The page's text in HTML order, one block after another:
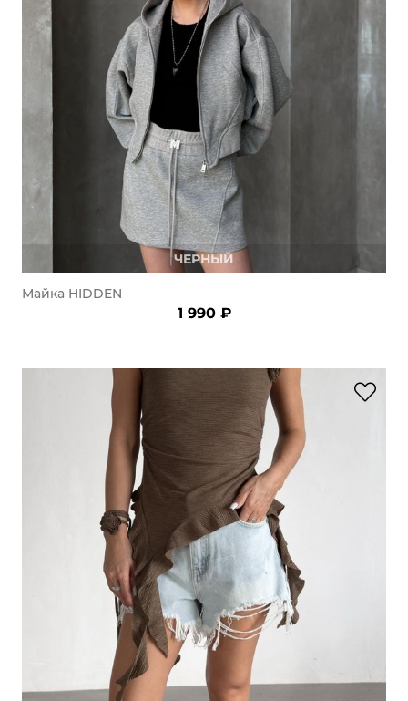
ЧЕРНЫЙ
Майка HIDDEN
1 990 ₽
Добавляйте товары
в корзину
Оплачивайте сегодня только
% картой любого банка
Получайте товар
выбранный способом
по25%каждые 2 недели
Подробнее
об оплате Плайтом
раз в 2
Остались вопросы?
8 800 302-02-51
plait.ru